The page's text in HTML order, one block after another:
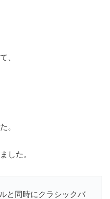
、
。
した。
と同時にクラシックバ